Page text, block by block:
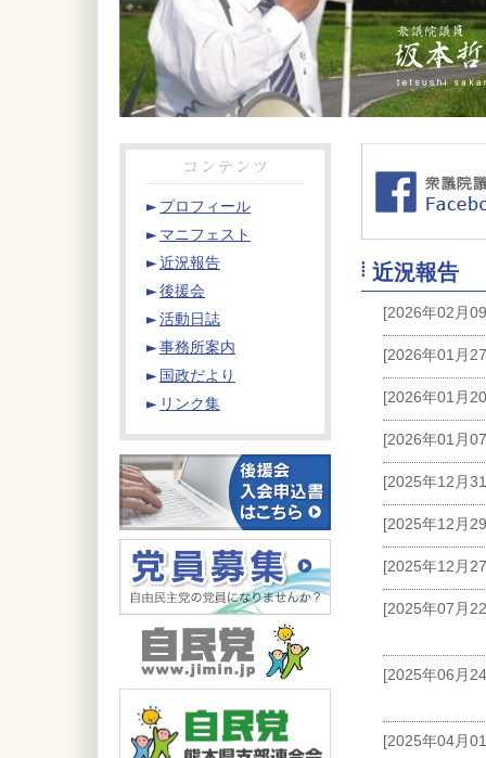
プロフィール
マニフェスト
近況報告
後援会
活動日誌
事務所案内
国政だより
リンク集
近況報告
[2026年02月
[2026年01月
[2026年01月
[2026年01月
[2025年12月
[2025年12月
[2025年12月
[2025年07月
[2025年06月
[2025年04月